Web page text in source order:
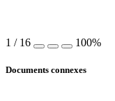
1 / 16 100%
Documents connexes